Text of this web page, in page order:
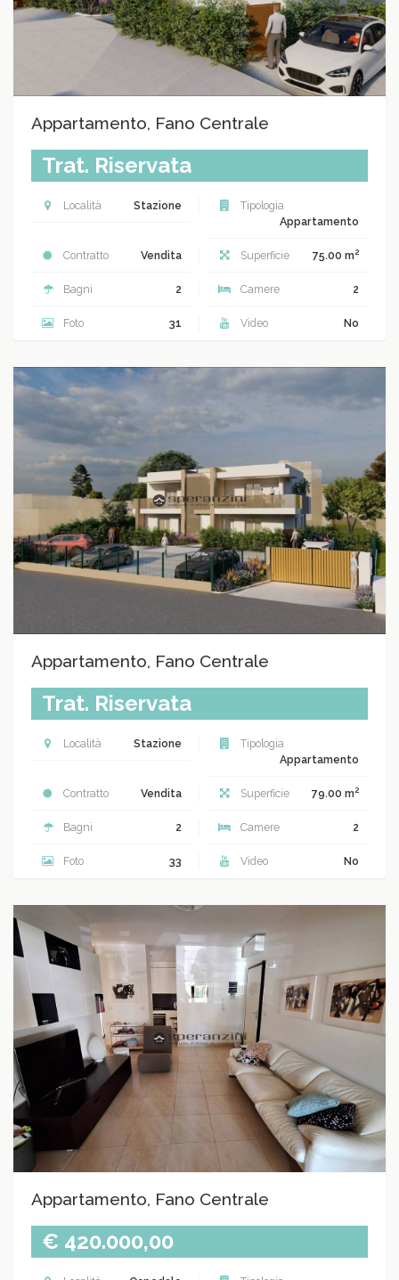
Appartamento, Fano Centrale
Trat. Riservata
Località Stazione
Tipologia
Appartamento
Contratto Vendita Superficie 75.00 m2
Bagni 2 Camere 2
Foto 31 Video No
Appartamento, Fano Centrale
Trat. Riservata
Località Stazione
Tipologia
Appartamento
Contratto Vendita Superficie 79.00 m2
Bagni 2 Camere 2
Foto 33 Video No
Appartamento, Fano Centrale
€ 420.000,00